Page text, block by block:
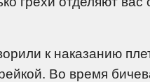
к наказанию
Во время